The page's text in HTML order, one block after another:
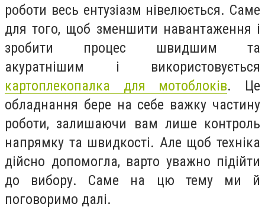
роботи весь ентузіазм нівелюється. Саме
для того, щоб зменшити навантаження і
зробити процес швидшим та
акуратнішим і використовується
картоплекопалка для мотоблоків. Це
обладнання бере на себе важку частину
роботи, залишаючи вам лише контроль
напрямку та швидкості. Але щоб техніка
дійсно допомогла, варто уважно підійти
до вибору. Саме на цю тему ми й
поговоримо далі.